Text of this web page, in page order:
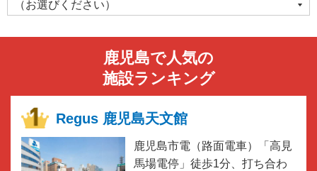
鹿児島で人気の
施設ランキング
Regus 鹿児島天文館
鹿児島市電（路面電車）「高見
馬場電停」徒歩1分、打ち合わ